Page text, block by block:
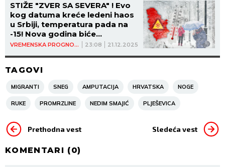
VREMENSKA PROGNOZA 23:08 21.12.2025
STIŽE "ZVER SA SEVERA" ! Evo
kog datuma kreće ledeni haos
u Srbiji, temperatura pada na
-15! Nova godina biće
NAJHLADNIJA do sada!
TAGOVI
MIGRANTI SNEG AMPUTACIJA HRVATSKA NOGE
RUKE PROMRZLINE NEDIM SMAJIĆ PLJEŠEVICA
Prethodna vest Sledeća vest
KOMENTARI (0)